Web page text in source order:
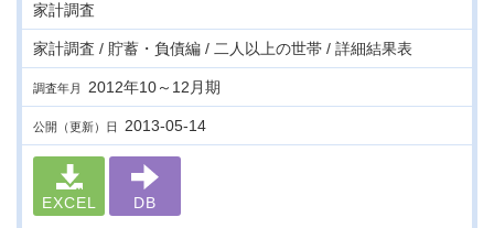
家計調査
家計調査 / 貯蓄・負債編 / 二人以上の世帯 / 詳細結果表
調査年月 2012年10～12月期
公開（更新）日 2013-05-14
EXCEL DB